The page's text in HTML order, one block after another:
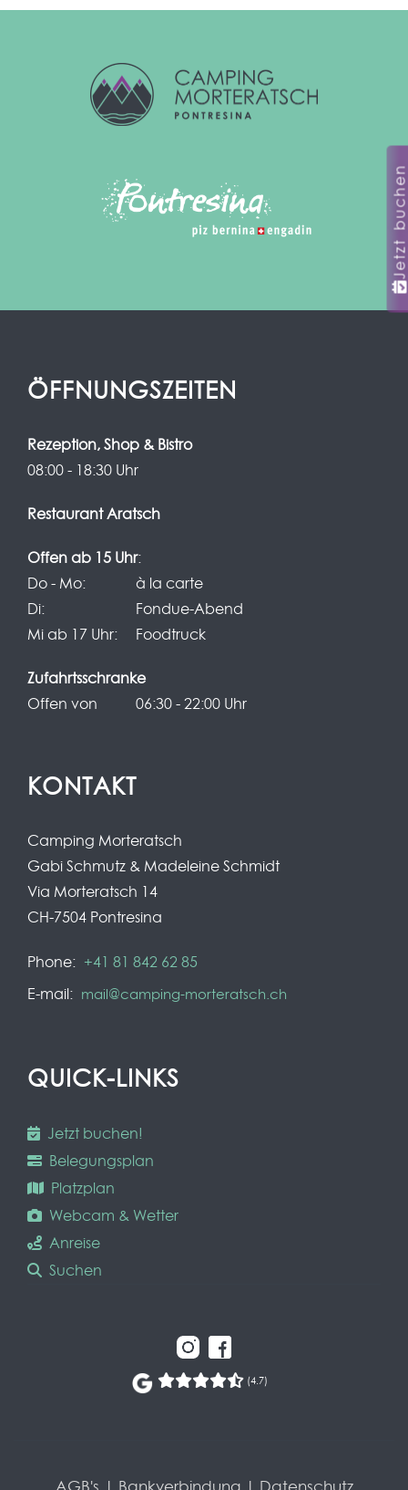
Jetzt
ÖFFNUNGS­ZEITEN
Rezeption, Shop & Bistro
08:00 - 18:30 Uhr
Restaurant Aratsch
Offen ab 15 Uhr:
Do - Mo:
à la carte
Di:
Fondue-Abend
Mi ab 17 Uhr:
Foodtruck
Zufahrtsschranke
Offen von
06:30 - 22:00 Uhr
KONTAKT
Camping Morteratsch
Gabi Schmutz & Madeleine Schmidt
Via Morteratsch 14
CH-7504 Pontresina
Phone: +41 81 842 62 85
E-mail: mail@camping-morteratsch.ch
QUICK-LINKS
Jetzt buchen!
Belegungsplan
Platzplan
Webcam & Wetter
Anreise
Suchen
(4.7)